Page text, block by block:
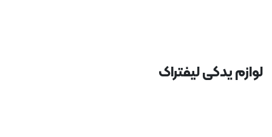
لوازم یدکی لیفتراک